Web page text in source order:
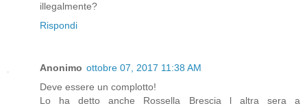
illegalmente?
Rispondi
Anonimo ottobre 07, 2017 11:38 AM
Deve essere un complotto!
Lo ha detto anche Rossella Brescia l altra sera a